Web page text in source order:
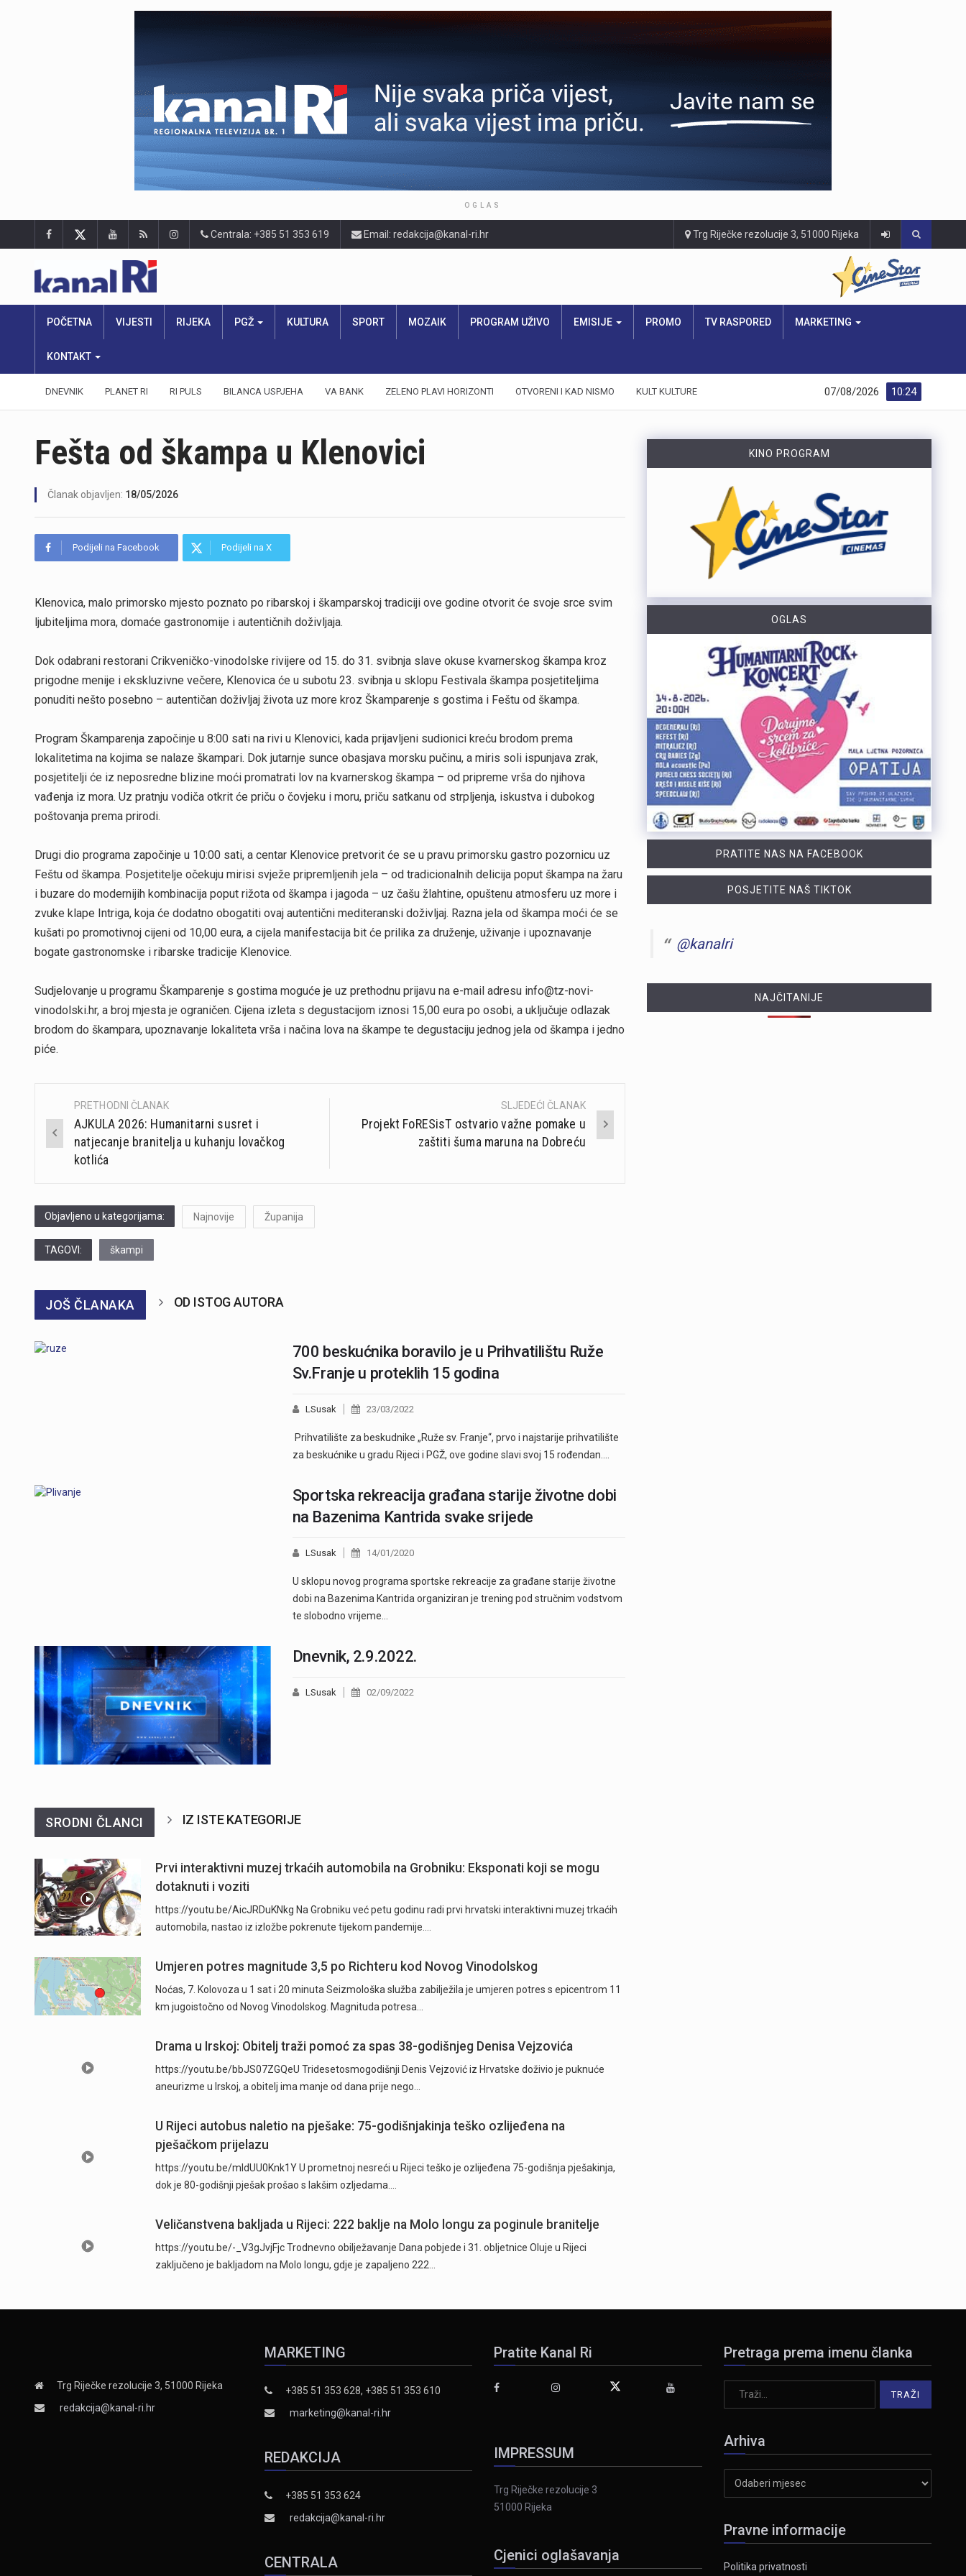
OGLAS
Centrala: +385 51 353 619 Email: redakcija@kanal-ri.hr Trg Riječke rezolucije 3, 51000 Rijeka
POČETNA VIJESTI RIJEKA PGŽ KULTURA SPORT MOZAIK PROGRAM UŽIVO EMISIJE PROMO TV RASPORED MARKETING
KONTAKT
DNEVNIK PLANET RI RI PULS BILANCA USPJEHA VA BANK ZELENO PLAVI HORIZONTI OTVORENI I KAD NISMO KULT KULTURE 10:24
07/08/2026
Fešta od škampa u Klenovici
Članak objavljen: 18/05/2026
Podijeli na Facebook Podijeli na X
Klenovica, malo primorsko mjesto poznato po ribarskoj i škamparskoj tradiciji ove godine otvorit će svoje srce svim
ljubiteljima mora, domaće gastronomije i autentičnih doživljaja.
Dok odabrani restorani Crikveničko-vinodolske rivijere od 15. do 31. svibnja slave okuse kvarnerskog škampa kroz
prigodne menije i ekskluzivne večere, Klenovica će u subotu 23. svibnja u sklopu Festivala škampa posjetiteljima
ponuditi nešto posebno – autentičan doživljaj života uz more kroz Škamparenje s gostima i Feštu od škampa.
Program Škamparenja započinje u 8:00 sati na rivi u Klenovici, kada prijavljeni sudionici kreću brodom prema
lokalitetima na kojima se nalaze škampari. Dok jutarnje sunce obasjava morsku pučinu, a miris soli ispunjava zrak,
posjetitelji će iz neposredne blizine moći promatrati lov na kvarnerskog škampa – od pripreme vrša do njihova
vađenja iz mora. Uz pratnju vodiča otkrit će priču o čovjeku i moru, priču satkanu od strpljenja, iskustva i dubokog
poštovanja prema prirodi.
Drugi dio programa započinje u 10:00 sati, a centar Klenovice pretvorit će se u pravu primorsku gastro pozornicu uz
Feštu od škampa. Posjetitelje očekuju mirisi svježe pripremljenih jela – od tradicionalnih delicija poput škampa na žaru
i buzare do modernijih kombinacija poput rižota od škampa i jagoda – uz čašu žlahtine, opuštenu atmosferu uz more i
zvuke klape Intriga, koja će dodatno obogatiti ovaj autentični mediteranski doživljaj. Razna jela od škampa moći će se
kušati po promotivnoj cijeni od 10,00 eura, a cijela manifestacija bit će prilika za druženje, uživanje i upoznavanje
bogate gastronomske i ribarske tradicije Klenovice.
Sudjelovanje u programu Škamparenje s gostima moguće je uz prethodnu prijavu na e-mail adresu info@tz-novi-
vinodolski.hr, a broj mjesta je ograničen. Cijena izleta s degustacijom iznosi 15,00 eura po osobi, a uključuje odlazak
brodom do škampara, upoznavanje lokaliteta vrša i načina lova na škampe te degustaciju jednog jela od škampa i jedno
piće.
Post
navigation
PRETHODNI ČLANAK
AJKULA 2026: Humanitarni susret i
natjecanje branitelja u kuhanju lovačkog
kotlića
SLJEDEĆI ČLANAK
Projekt FoRESisT ostvario važne pomake u
zaštiti šuma maruna na Dobreću
Objavljeno u kategorijama: Najnovije Županija
TAGOVI: škampi
JOŠ ČLANAKA OD ISTOG AUTORA
700 beskućnika boravilo je u Prihvatilištu Ruže
Sv.Franje u proteklih 15 godina
LSusak 23/03/2022
Prihvatilište za beskudnike „Ruže sv. Franje“, prvo i najstarije prihvatilište
za beskućnike u gradu Rijeci i PGŽ, ove godine slavi svoj 15 rođendan.…
Sportska rekreacija građana starije životne dobi
na Bazenima Kantrida svake srijede
LSusak 14/01/2020
U sklopu novog programa sportske rekreacije za građane starije životne
dobi na Bazenima Kantrida organiziran je trening pod stručnim vodstvom
te slobodno vrijeme…
Dnevnik, 2.9.2022.
LSusak 02/09/2022
SRODNI ČLANCI IZ ISTE KATEGORIJE
Prvi interaktivni muzej trkaćih automobila na Grobniku: Eksponati koji se mogu
dotaknuti i voziti
https://youtu.be/AicJRDuKNkg Na Grobniku već petu godinu radi prvi hrvatski interaktivni muzej trkaćih
automobila, nastao iz izložbe pokrenute tijekom pandemije.…
Umjeren potres magnitude 3,5 po Richteru kod Novog Vinodolskog
Noćas, 7. Kolovoza u 1 sat i 20 minuta Seizmološka služba zabilježila je umjeren potres s epicentrom 11
km jugoistočno od Novog Vinodolskog. Magnituda potresa…
Drama u Irskoj: Obitelj traži pomoć za spas 38-godišnjeg Denisa Vejzovića
https://youtu.be/bbJS07ZGQeU Tridesetosmogodišnji Denis Vejzović iz Hrvatske doživio je puknuće
aneurizme u Irskoj, a obitelj ima manje od dana prije nego…
U Rijeci autobus naletio na pješake: 75-godišnjakinja teško ozlijeđena na
pješačkom prijelazu
https://youtu.be/mldUU0Knk1Y U prometnoj nesreći u Rijeci teško je ozlijeđena 75-godišnja pješakinja,
dok je 80-godišnji pješak prošao s lakšim ozljedama.…
Veličanstvena bakljada u Rijeci: 222 baklje na Molo longu za poginule branitelje
https://youtu.be/-_V3gJvjFjc Trodnevno obilježavanje Dana pobjede i 31. obljetnice Oluje u Rijeci
zaključeno je bakljadom na Molo longu, gdje je zapaljeno 222…
KINO PROGRAM
OGLAS
PRATITE NAS NA FACEBOOK
POSJETITE NAŠ TIKTOK
@kanalri
NAJČITANIJE
Trg Riječke rezolucije 3, 51000 Rijeka
redakcija@kanal-ri.hr
MARKETING
+385 51 353 628, +385 51 353 610
marketing@kanal-ri.hr
REDAKCIJA
+385 51 353 624
redakcija@kanal-ri.hr
CENTRALA
Pratite Kanal Ri
IMPRESSUM
Trg Riječke rezolucije 3
51000 Rijeka
Cjenici oglašavanja
Pretraga prema imenu članka
Arhiva
Pravne informacije
Politika privatnosti